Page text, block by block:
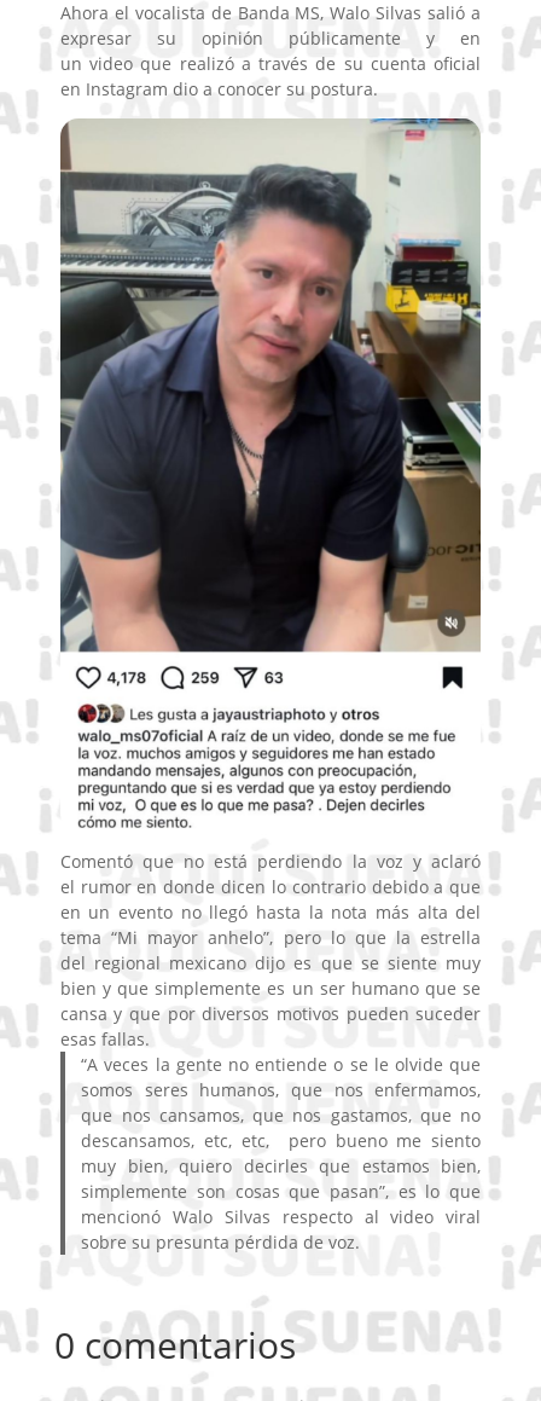
Ahora el vocalista de Banda MS, Walo Silvas salió a
expresar su opinión públicamente y en
un video que realizó a través de su cuenta oficial
en Instagram dio a conocer su postura.
Comentó que no está perdiendo la voz y aclaró
el rumor en donde dicen lo contrario debido a que
en un evento no llegó hasta la nota más alta del
tema “Mi mayor anhelo”, pero lo que la estrella
del regional mexicano dijo es que se siente muy
bien y que simplemente es un ser humano que se
cansa y que por diversos motivos pueden suceder
esas fallas.
“A veces la gente no entiende o se le olvide que
somos seres humanos, que nos enfermamos,
que nos cansamos, que nos gastamos, que no
descansamos, etc, etc, pero bueno me siento
muy bien, quiero decirles que estamos bien,
simplemente son cosas que pasan”, es lo que
mencionó Walo Silvas respecto al video viral
sobre su presunta pérdida de voz.
0 comentarios